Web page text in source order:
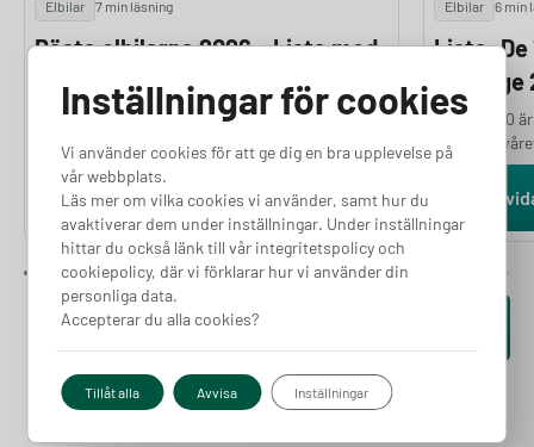
Elbilar 7 min läsning
Bästa elbilarna 2026 – Lista med
24 modeller
Om du funderar på vilka som är de bästa
elbilarna har du kommit helt rätt. Norska
Motor.no granskar och testar ett stort antal
elbilar varje år för att ge dig en objektiv och
välgrundad ranking. Bedömningarna bygger på
en hel rad parametrar, bland annat prestanda,
räckvidd, komfort, lastutrymme och
prisvärdhet, kombinerat med experternas
subjektiva intryck. I den här artikeln presenterar
vi de 24 bästa elbilarna 2026.
Läs vidare
Elbilar 6 min
Lista: De
i
Volvo EX40
första
mellan
Tesla Model
som flest
Läs
Inställningar för cookies
Vi använder cookies för att ge dig en bra upplevelse på
vår webbplats.
Läs mer om vilka cookies vi använder, samt hur du
avaktiverar dem under inställningar. Under inställningar
hittar du också länk till vår integritetspolicy och
cookiepolicy, där vi förklarar hur vi använder din
personliga data.
Accepterar du alla cookies?
Tillåt alla Avvisa Inställningar